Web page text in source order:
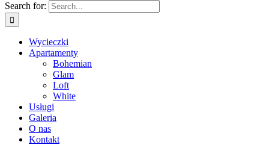
Search for:
Wycieczki
Apartamenty
Bohemian
Glam
Loft
White
Usługi
Galeria
O nas
Kontakt